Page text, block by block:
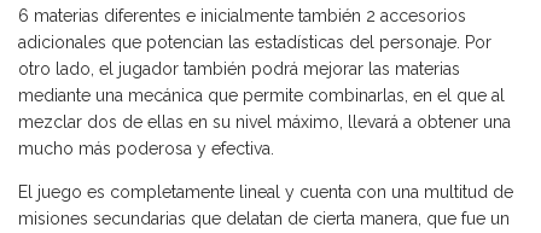
6 materias diferentes e inicialmente también 2 accesorios
adicionales que potencian las estadísticas del personaje. Por
otro lado, el jugador también podrá mejorar las materias
mediante una mecánica que permite combinarlas, en el que al
mezclar dos de ellas en su nivel máximo, llevará a obtener una
mucho más poderosa y efectiva.
El juego es completamente lineal y cuenta con una multitud de
misiones secundarias que delatan de cierta manera, que fue un